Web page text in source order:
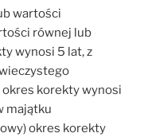
wartości
równej lub
wynosi 5 lat, z
korekty wynosi
majątku
okres korekty